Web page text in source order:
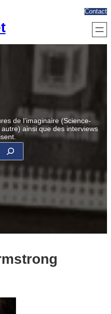
Contact
de l’imaginaire (Science-
ainsi que des interviews